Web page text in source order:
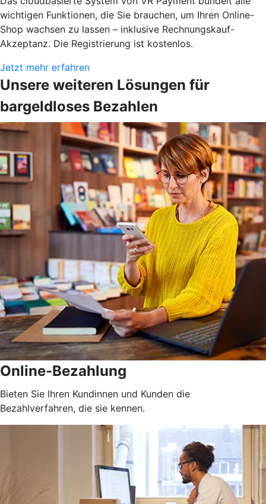
wichtigen Funktionen, die Sie brauchen, um Ihren Online-
Shop wachsen zu lassen – inklusive Rechnungskauf-
Akzeptanz. Die Registrierung ist kostenlos.
Jetzt mehr erfahren
Unsere weiteren Lösungen für
bargeldloses Bezahlen
Online-Bezahlung
Bieten Sie Ihren Kundinnen und Kunden die
Bezahlverfahren, die sie kennen.